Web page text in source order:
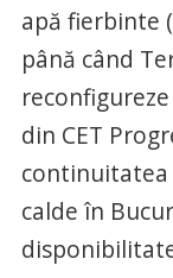
apă fierbinte
până când
din CET
continuitatea
calde în